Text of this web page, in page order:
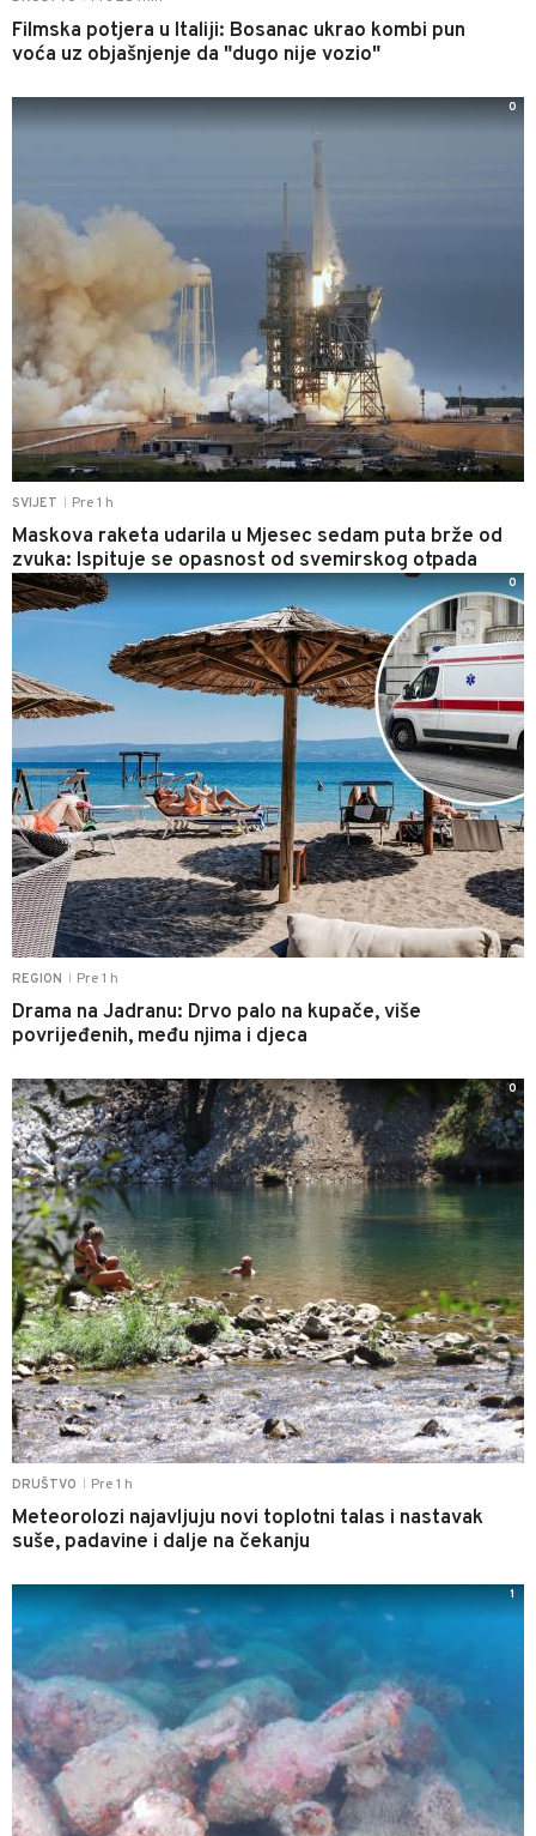
Filmska potjera u Italiji: Bosanac ukrao kombi pun
voća uz objašnjenje da "dugo nije vozio"
SVIJET Pre 1 h
Maskova raketa udarila u Mjesec sedam puta brže od
zvuka: Ispituje se opasnost od svemirskog otpada
0
REGION Pre 1 h
Drama na Jadranu: Drvo palo na kupače, više
povrijeđenih, među njima i djeca
0
DRUŠTVO Pre 1 h
Meteorolozi najavljuju novi toplotni talas i nastavak
suše, padavine i dalje na čekanju
0
1